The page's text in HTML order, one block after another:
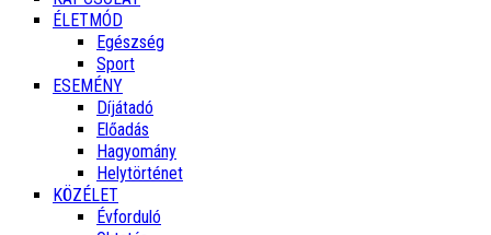
ÉLETMÓD
Egészség
Sport
ESEMÉNY
Díjátadó
Előadás
Hagyomány
Helytörténet
KÖZÉLET
Évforduló